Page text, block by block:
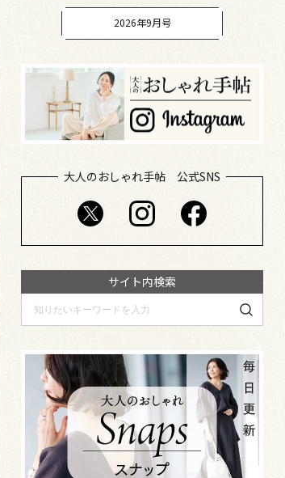
2026年9月号
大人のおしゃれ手帖 公式SNS
サイト内検索